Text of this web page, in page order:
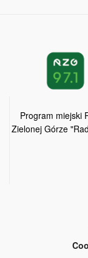
Program miejski
Zielonej Górze